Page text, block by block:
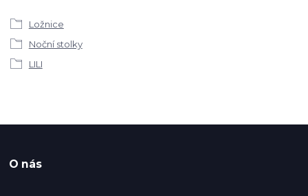
Ložnice
Noční stolky
LILI
O nás